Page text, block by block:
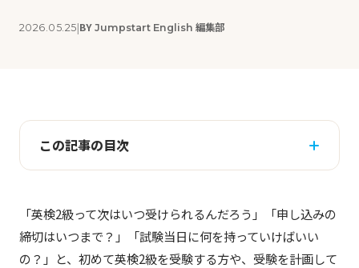
2026.05.25|BY Jumpstart English 編集部
この記事の目次
「英検2級って次はいつ受けられるんだろう」「申し込みの
締切はいつまで？」「試験当日に何を持っていけばいい
の？」と、初めて英検2級を受験する方や、受験を計画して